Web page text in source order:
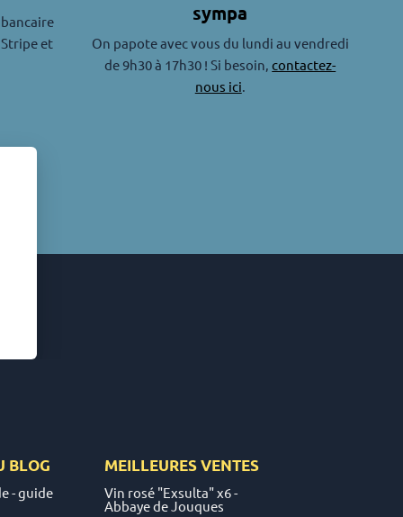
et
sympa
On papote avec vous du lundi au vendredi
de 9h30 à 17h30 ! Si besoin,contactez-
nous ici.
BLOG
- guide
MEILLEURES VENTES
Vin rosé "Exsulta" x6 -
Abbaye de Jouques